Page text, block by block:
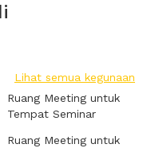
Lihat semua kegunaan
Ruang Meeting untuk
Tempat Seminar
Ruang Meeting untuk